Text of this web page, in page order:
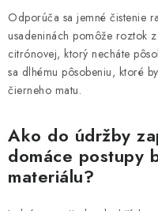
Odporúča sa jemné čistenie
usadeninách pomôže roztok
citrónovej, ktorý necháte
sa dlhému pôsobeniu, ktoré
čierneho matu.
Ako do údržby
domáce postupy
materiálu?